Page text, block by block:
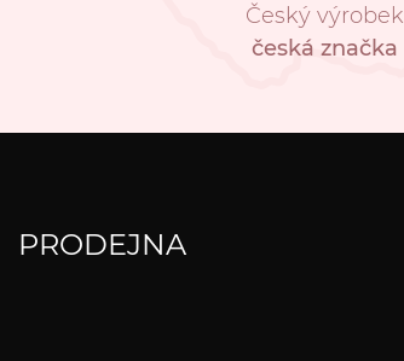
Český výrobek
česká značka
PRODEJNA